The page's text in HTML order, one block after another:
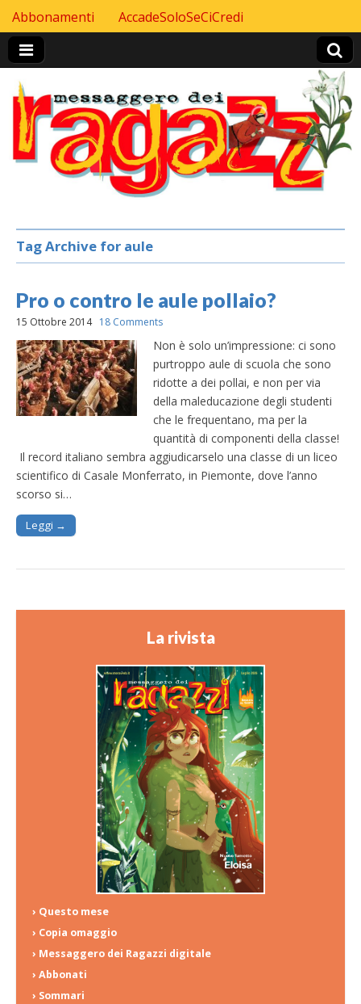
Header Top menu
Skip to content
Abbonamenti AccadeSoloSeCiCredi
Tag Archive for aule
Pro o contro le aule pollaio?
15 Ottobre 2014 18 Comments
Non è solo un’impressione: ci sono
purtroppo aule di scuola che sono
ridotte a dei pollai, e non per via
della maleducazione degli studenti
che le frequentano, ma per la
quantità di componenti della classe!
Il record italiano sembra aggiudicarselo una classe di un liceo
scientifico di Casale Monferrato, in Piemonte, dove l’anno
scorso si…
Leggi →
La rivista
› Questo mese
› Copia omaggio
› Messaggero dei Ragazzi digitale
› Abbonati
› Sommari